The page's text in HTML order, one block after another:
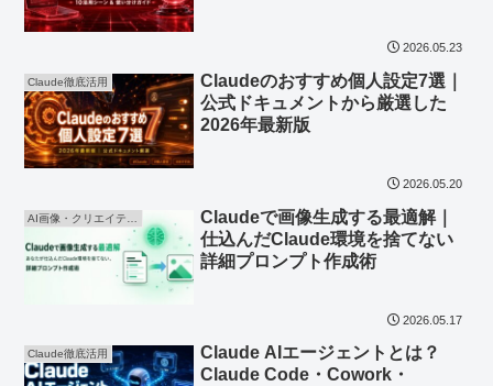
2026.05.23
Claude徹底活用
Claudeのおすすめ個人設定7選｜
公式ドキュメントから厳選した
2026年最新版
2026.05.20
Claudeで画像生成する最適解｜
仕込んだClaude環境を捨てない
詳細プロンプト作成術
2026.05.17
Claude徹底活用
Claude AIエージェントとは？
Claude Code・Cowork・